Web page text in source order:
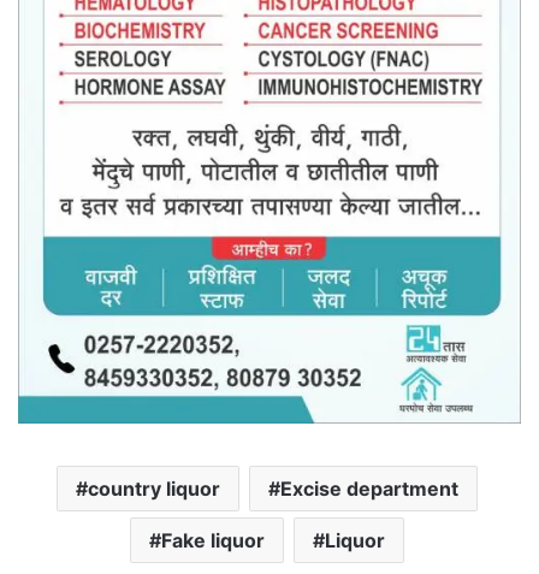
country liquor Excise department
Fake liquor Liquor